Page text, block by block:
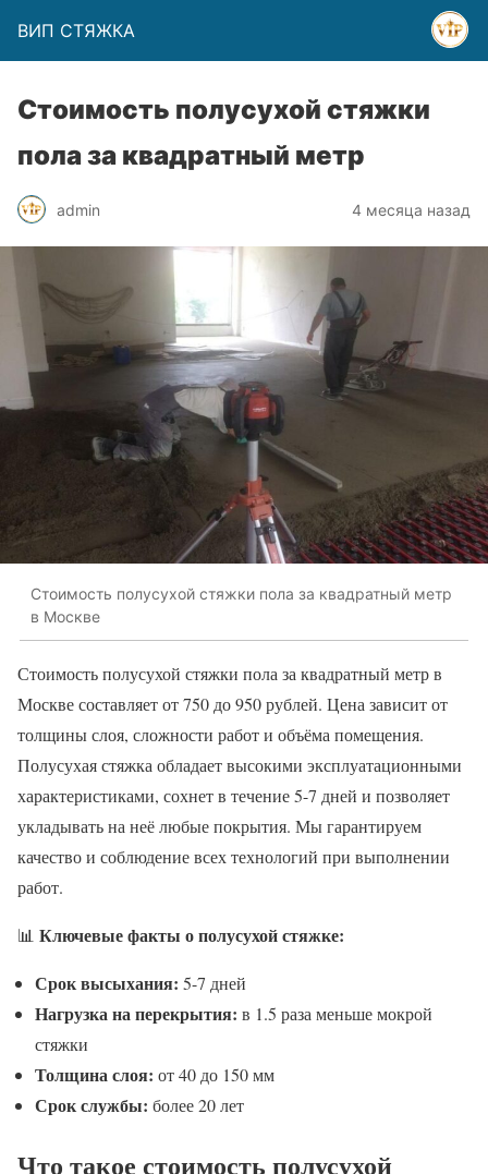
ВИП СТЯЖКА
Стоимость полусухой стяжки
пола за квадратный метр
admin 4 месяца назад
Стоимость полусухой стяжки пола за квадратный метр
в Москве
Стоимость полусухой стяжки пола за квадратный метр в
Москве составляет от 750 до 950 рублей. Цена зависит от
толщины слоя, сложности работ и объёма помещения.
Полусухая стяжка обладает высокими эксплуатационными
характеристиками, сохнет в течение 5-7 дней и позволяет
укладывать на неё любые покрытия. Мы гарантируем
качество и соблюдение всех технологий при выполнении
работ.
📊 Ключевые факты о полусухой стяжке:
Срок высыхания: 5-7 дней
Нагрузка на перекрытия: в 1.5 раза меньше мокрой
стяжки
Толщина слоя: от 40 до 150 мм
Срок службы: более 20 лет
Что такое стоимость полусухой